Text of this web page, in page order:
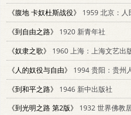
《腹地 卡奴杜斯战役》
1959 北京：人
《到自由之路》
1920 新青年社
《奴隶之歌》
1960 上海：上海文艺出
《人的奴役与自由》
1994 贵阳：贵州
《到和平之路》
1946 新中出版社
《到光明之路 第2版》
1932 世界佛教